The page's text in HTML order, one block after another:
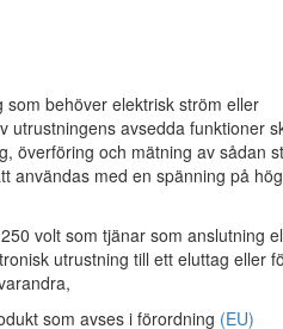
som behöver elektrisk ström eller
utrustningens avsedda funktioner
överföring och mätning av sådan
användas med en spänning på
volt som tjänar som anslutning
utrustning till ett eluttag eller
som avses i förordning (EU)